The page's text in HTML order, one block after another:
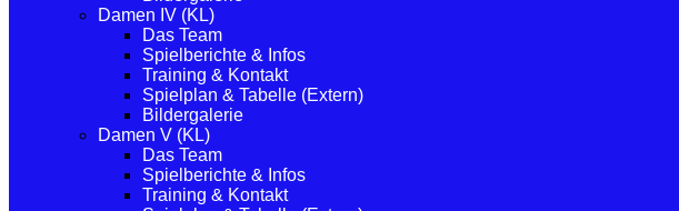
Damen IV (KL)
Das Team
Spielberichte & Infos
Training & Kontakt
Spielplan & Tabelle (Extern)
Bildergalerie
Damen V (KL)
Das Team
Spielberichte & Infos
Training & Kontakt